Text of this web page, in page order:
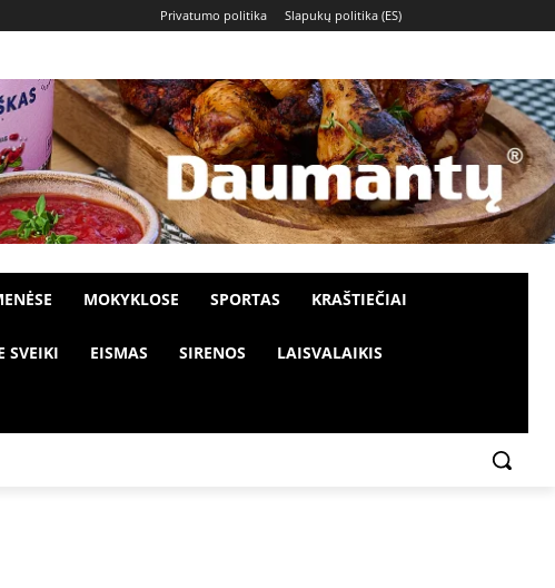
Privatumo politika Slapukų politika (ES)
MOKYKLOSE SPORTAS KRAŠTIEČIAI
SVEIKI EISMAS SIRENOS LAISVALAIKIS